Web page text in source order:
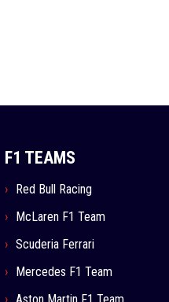
F1 TEAMS
Red Bull Racing
McLaren F1 Team
Scuderia Ferrari
Mercedes F1 Team